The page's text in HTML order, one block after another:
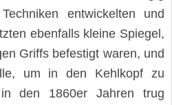
entwickelten und
ebenfalls kleine Spiegel,
Griffs befestigt waren, und
um in den Kehlkopf zu
den 1860er Jahren trug